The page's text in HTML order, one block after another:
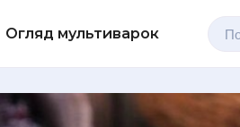
Огляд мультиварок